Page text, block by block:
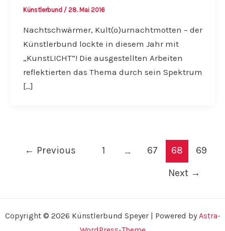
Künstlerbund / 28. Mai 2016
Nachtschwärmer, Kult(o)urnachtmotten – der
Künstlerbund lockte in diesem Jahr mit
„KunstLICHT“! Die ausgestellten Arbeiten
reflektierten das Thema durch sein Spektrum
[…]
← Previous 1 … 67 68
69
Next →
Copyright © 2026 Künstlerbund Speyer | Powered by Astra-